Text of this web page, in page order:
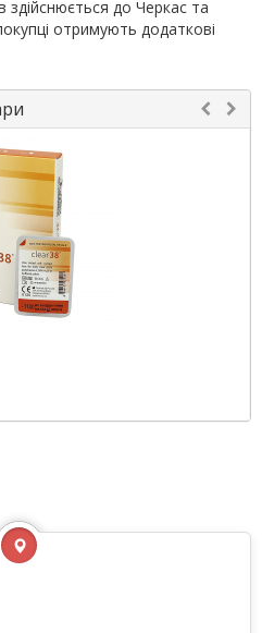
здійснюється до Черкас та
отримують додаткові